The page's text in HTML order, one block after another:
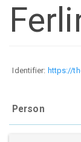
Identifier: https://
Person